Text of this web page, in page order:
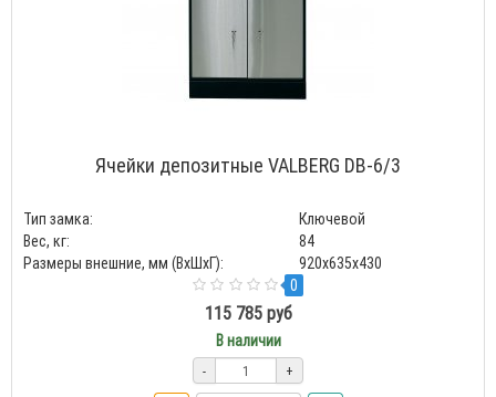
Ячейки депозитные VALBERG DB-6/3
Тип замка:
Ключевой
Вес, кг:
84
Размеры внешние, мм (ВхШхГ):
920x635x430
0
115 785 руб
В наличии
- +